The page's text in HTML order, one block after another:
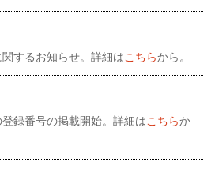
するお知らせ。詳細はこちらから。
録番号の掲載開始。詳細はこちらか